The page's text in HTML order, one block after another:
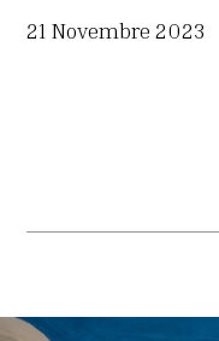
21 Novembre 2023